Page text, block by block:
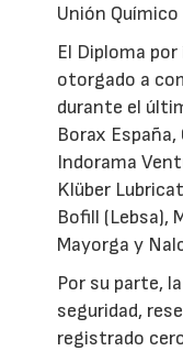
Unión
El Diploma
otorgado a
durante el
Borax
Indorama
Klüber
Bofill (Lebsa),
Mayorga y
Por su parte,
seguridad,
registrado